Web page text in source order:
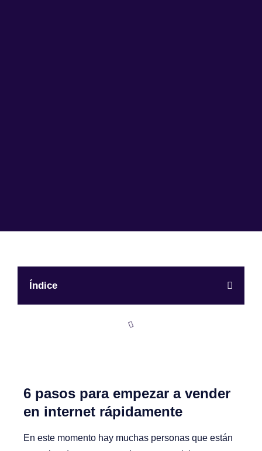
Índice
6 pasos para empezar a vender
en internet rápidamente
En este momento hay muchas personas que están